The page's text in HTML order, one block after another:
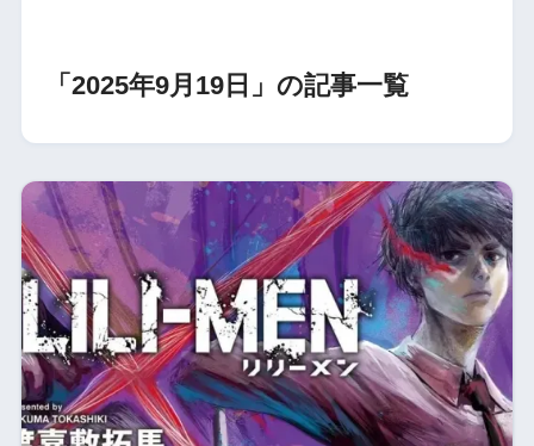
「2025年9月19日」の記事一覧